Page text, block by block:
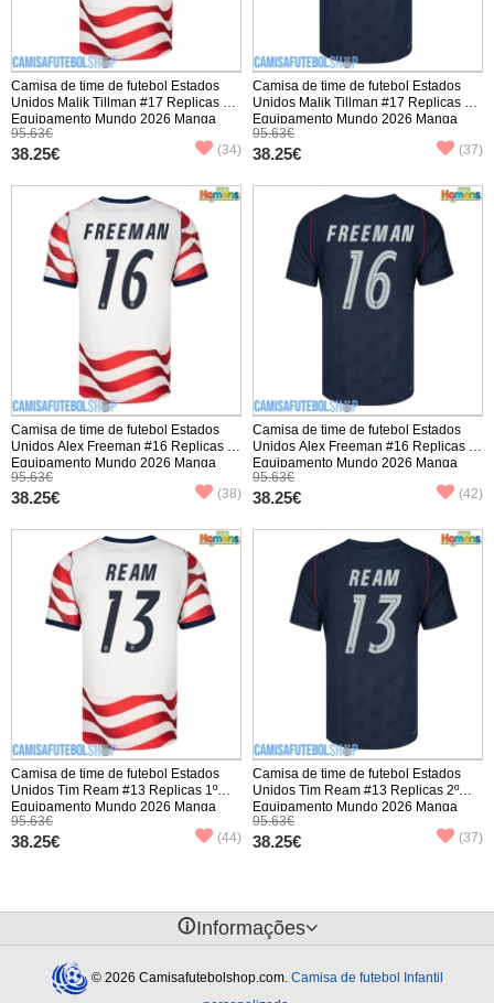
Camisa de time de futebol Estados
Unidos Malik Tillman #17 Replicas 1º
Equipamento Mundo 2026 Manga
Curta
95.63€
38.25€ (34)
Camisa de time de futebol Estados
Unidos Malik Tillman #17 Replicas 2º
Equipamento Mundo 2026 Manga
Curta
95.63€
38.25€ (37)
Camisa de time de futebol Estados
Unidos Alex Freeman #16 Replicas 1º
Equipamento Mundo 2026 Manga
Curta
95.63€
38.25€ (38)
Camisa de time de futebol Estados
Unidos Alex Freeman #16 Replicas 2º
Equipamento Mundo 2026 Manga
Curta
95.63€
38.25€ (42)
Camisa de time de futebol Estados
Unidos Tim Ream #13 Replicas 1º
Equipamento Mundo 2026 Manga
Curta
95.63€
38.25€ (44)
Camisa de time de futebol Estados
Unidos Tim Ream #13 Replicas 2º
Equipamento Mundo 2026 Manga
Curta
95.63€
38.25€ (37)
󰈢Informações
© 2026 Camisafutebolshop.com.Camisa de futebol Infantil